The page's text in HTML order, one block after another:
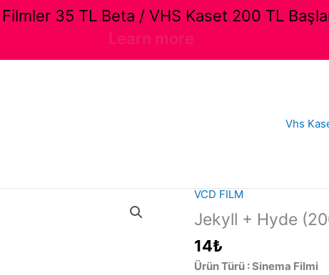
Vhs
VCD FILM
Jekyll + Hyde
14₺
Ürün Türü : Sinema Filmi
35 TL Beta / VHS Kaset 200 TL
Learn more